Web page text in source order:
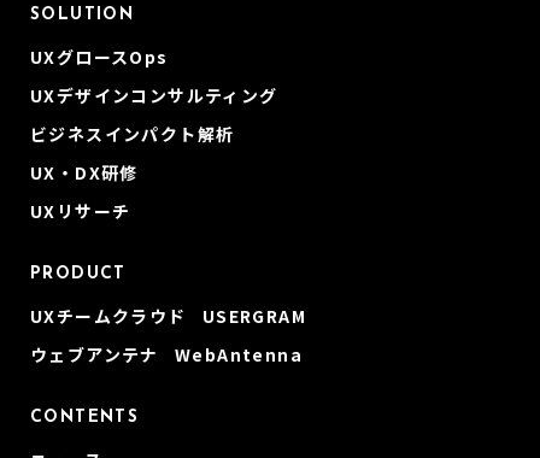
SOLUTION
UXグロースOps
UXデザインコンサルティング
ビジネスインパクト解析
UX・DX研修
UXリサーチ
PRODUCT
UXチームクラウド USERGRAM
ウェブアンテナ WebAntenna
CONTENTS